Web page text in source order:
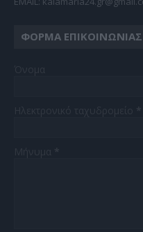
ΦΌΡΜΑ ΕΠΙΚΟΙΝΩΝΊΑΣ